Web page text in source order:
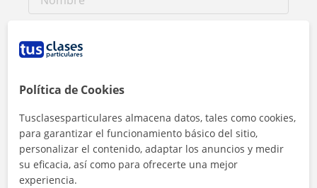
Política de Cookies
Tusclasesparticulares almacena datos, tales como cookies,
para garantizar el funcionamiento básico del sitio,
personalizar el contenido, adaptar los anuncios y medir
su eficacia, así como para ofrecerte una mejor
experiencia.